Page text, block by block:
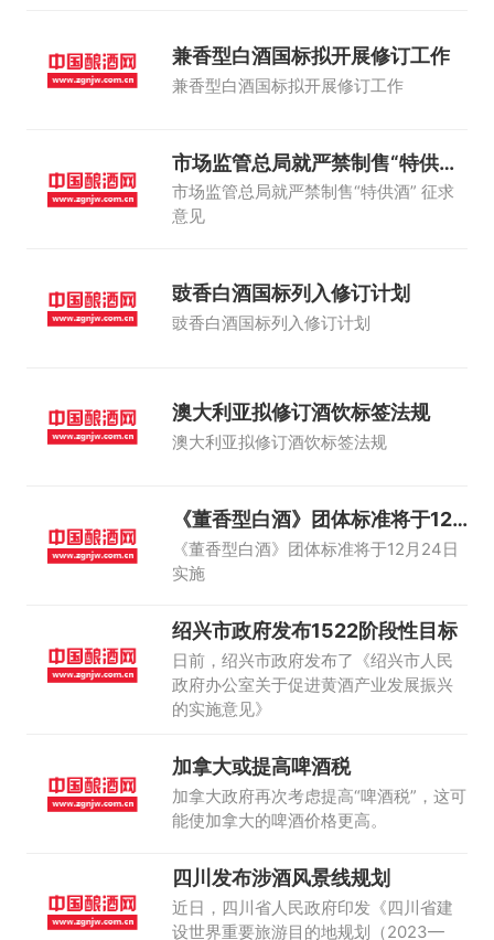
兼香型白酒国标拟开展修订工作
兼香型白酒国标拟开展修订工作
市场监管总局就严禁制售“特供酒”
征求意
市场监管总局就严禁制售“特供酒” 征求
意见
豉香白酒国标列入修订计划
豉香白酒国标列入修订计划
澳大利亚拟修订酒饮标签法规
澳大利亚拟修订酒饮标签法规
《董香型白酒》团体标准将于12
月24日实
《董香型白酒》团体标准将于12月24日
实施
绍兴市政府发布1522阶段性目标
日前，绍兴市政府发布了《绍兴市人民
政府办公室关于促进黄酒产业发展振兴
的实施意见》
加拿大或提高啤酒税
加拿大政府再次考虑提高“啤酒税”，这可
能使加拿大的啤酒价格更高。
四川发布涉酒风景线规划
近日，四川省人民政府印发《四川省建
设世界重要旅游目的地规划（2023—